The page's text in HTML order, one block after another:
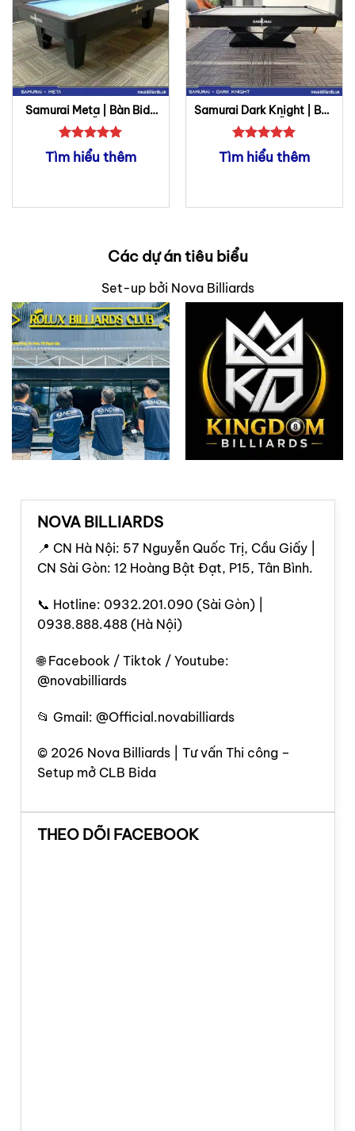
Samurai Meta | Bàn Bida
Lỗ
Được xếp
hạng55
Tìm hiểu thêm
Samurai Dark Knight | Bàn
Bida Lỗ
Được xếp
hạng55
Tìm hiểu thêm
Các dự án tiêu biểu
Set-up bởi Nova Billiards
NOVA BILLIARDS
📍 CN Hà Nội: 57 Nguyễn Quốc Trị, Cầu Giấy |
CN Sài Gòn: 12 Hoàng Bật Đạt, P15, Tân Bình.
📞 Hotline: 0932.201.090 (Sài Gòn) |
0938.888.488 (Hà Nội)
🌐 Facebook / Tiktok / Youtube:
@novabilliards
📂 Gmail: @Official.novabilliards
© 2026 Nova Billiards | Tư vấn Thi công –
Setup mở CLB Bida
THEO DÕI FACEBOOK